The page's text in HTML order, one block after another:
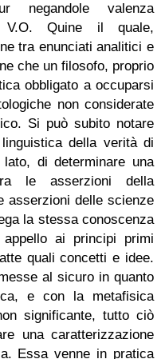
negandole valenza
Quine il quale,
tra enunciati analitici e
che un filosofo, proprio
obbligato a occuparsi
non considerate
Si può subito notare
della verità di
di determinare una
le asserzioni della
asserzioni delle scienze
la stessa conoscenza
appello ai principi primi
quali concetti e idee.
al sicuro in quanto
e con la metafisica
significante, tutto ciò
una caratterizzazione
Essa venne in pratica